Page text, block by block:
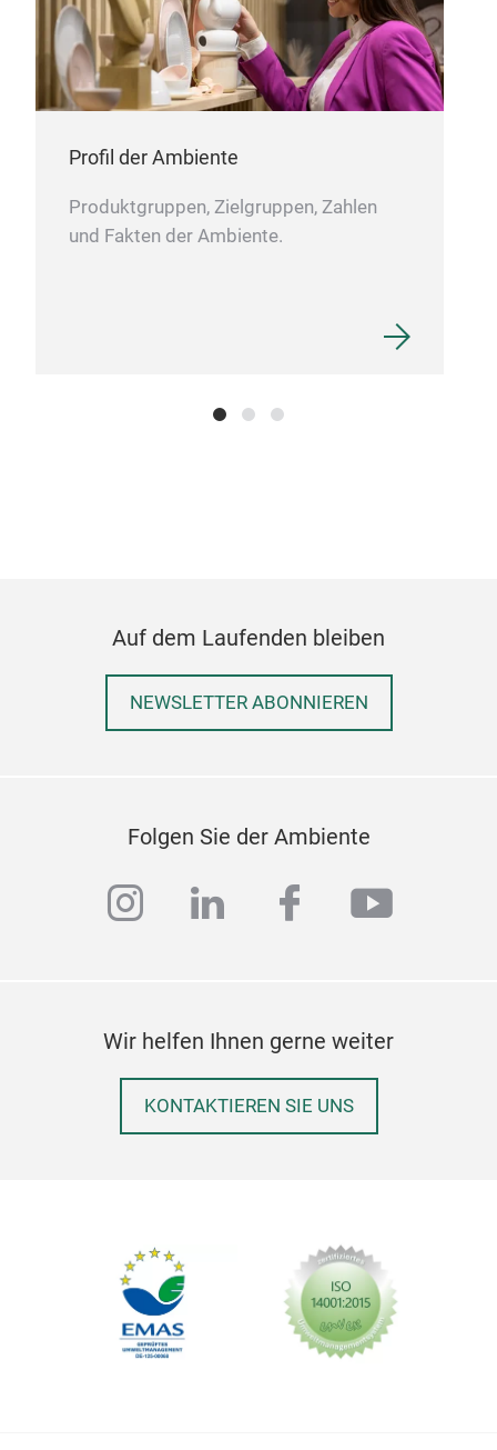
Profil der Ambiente
Produktgruppen, Zielgruppen, Zahlen
und Fakten der Ambiente.
Auf dem Laufenden bleiben
NEWSLETTER ABONNIEREN
Folgen Sie der Ambiente
instagram
linkedinfacebook
Wir helfen Ihnen gerne weiter
KONTAKTIEREN SIE UNS